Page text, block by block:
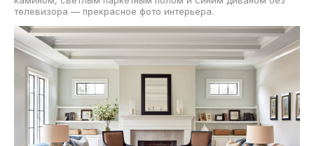
телевизора — прекрасное фото интерьера.